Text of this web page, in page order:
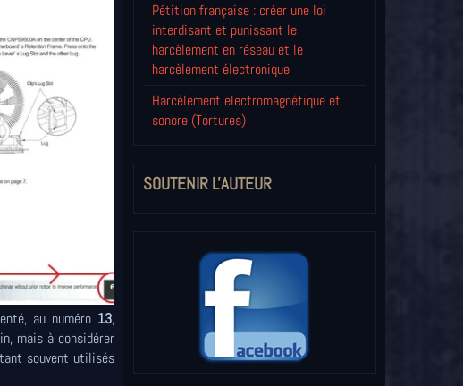
au numéro 13,
mais à considérer
souvent utilisés
Pétition française : créer une loi
interdisant et punissant le
harcèlement en réseau et le
harcèlement électronique
Harcèlement electromagnétique et
sonore (Tortures)
SOUTENIR L'AUTEUR